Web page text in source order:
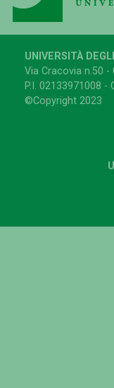
UNIVERSITÀ
Via Cracovia n.50 -
P.I. 02133971008 -
©Copyright 2023